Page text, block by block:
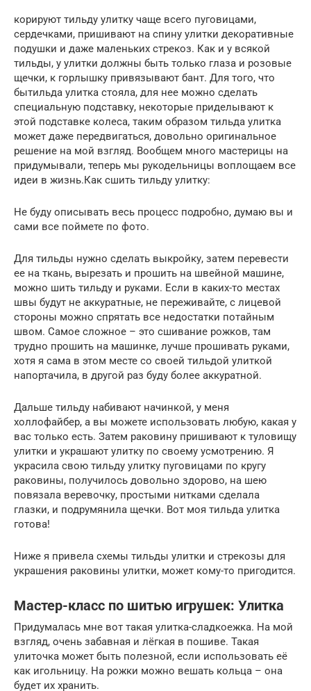
корируют тильду улитку чаще всего пуговицами,
сердечками, пришивают на спину улитки декоративные
подушки и даже маленьких стрекоз. Как и у всякой
тильды, у улитки должны быть только глаза и розовые
щечки, к горлышку привязывают бант. Для того, что
бытильда улитка стояла, для нее можно сделать
специальную подставку, некоторые приделывают к
этой подставке колеса, таким образом тильда улитка
может даже передвигаться, довольно оригинальное
решение на мой взгляд. Вообщем много мастерицы на
придумывали, теперь мы рукодельницы воплощаем все
идеи в жизнь.Как сшить тильду улитку:
Не буду описывать весь процесс подробно, думаю вы и
сами все поймете по фото.
Для тильды нужно сделать выкройку, затем перевести
ее на ткань, вырезать и прошить на швейной машине,
можно шить тильду и руками. Если в каких-то местах
швы будут не аккуратные, не переживайте, с лицевой
стороны можно спрятать все недостатки потайным
швом. Самое сложное – это сшивание рожков, там
трудно прошить на машинке, лучше прошивать руками,
хотя я сама в этом месте со своей тильдой улиткой
напортачила, в другой раз буду более аккуратной.
Дальше тильду набивают начинкой, у меня
холлофайбер, а вы можете использовать любую, какая у
вас только есть. Затем раковину пришивают к туловищу
улитки и украшают улитку по своему усмотрению. Я
украсила свою тильду улитку пуговицами по кругу
раковины, получилось довольно здорово, на шею
повязала веревочку, простыми нитками сделала
глазки, и подрумянила щечки. Вот моя тильда улитка
готова!
Ниже я привела схемы тильды улитки и стрекозы для
украшения раковины улитки, может кому-то пригодится.
Мастер-класс по шитью игрушек: Улитка
Придумалась мне вот такая улитка-сладкоежка. На мой
взгляд, очень забавная и лёгкая в пошиве. Такая
улиточка может быть полезной, если использовать её
как игольницу. На рожки можно вешать кольца – она
будет их хранить.